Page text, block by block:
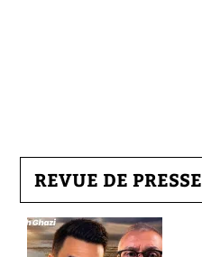
REVUE DE PRESSE